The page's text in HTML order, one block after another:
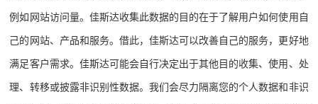
例如网站访问量。佳斯达收集此数据的目的在于了解用户如何使用自
己的网站、产品和服务。借此，佳斯达可以改善自己的服务，更好地
满足客户需求。佳斯达可能会自行决定出于其他目的收集、使用、处
理、转移或披露非识别性数据。我们会尽力隔离您的个人数据和非识